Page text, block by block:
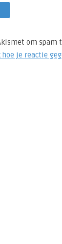
om spam
je reactie